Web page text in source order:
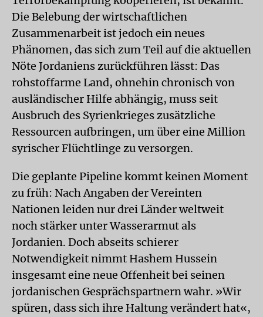
Die Belebung der wirtschaftlichen
Zusammenarbeit ist jedoch ein neues
Phänomen, das sich zum Teil auf die aktuellen
Nöte Jordaniens zurückführen lässt: Das
rohstoffarme Land, ohnehin chronisch von
ausländischer Hilfe abhängig, muss seit
Ausbruch des Syrienkrieges zusätzliche
Ressourcen aufbringen, um über eine Million
syrischer Flüchtlinge zu versorgen.
Die geplante Pipeline kommt keinen Moment
zu früh: Nach Angaben der Vereinten
Nationen leiden nur drei Länder weltweit
noch stärker unter Wasserarmut als
Jordanien. Doch abseits schierer
Notwendigkeit nimmt Hashem Hussein
insgesamt eine neue Offenheit bei seinen
jordanischen Gesprächspartnern wahr. »Wir
spüren, dass sich ihre Haltung verändert hat«,